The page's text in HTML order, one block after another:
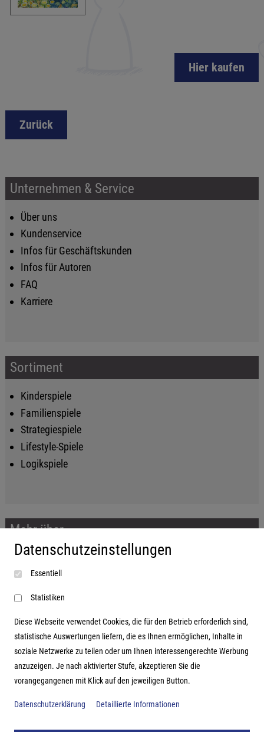
Hier kaufen
Zurück
Unternehmen & Service
Über uns
Kundenservice
Infos für Geschäftskunden
Infos für Autoren
FAQ
Karriere
Sortiment
Kinderspiele
Familienspiele
Strategiespiele
Lifestyle-Spiele
Logikspiele
Mehr über...
Impressum
AGB
Datenschutzerklärung
Adresse
Hutter Trade GmbH + Co KG
Bgm.-Landmann-Platz 1-5
Datenschutzeinstellungen
Essentiell
Statistiken
Diese Webseite verwendet Cookies, die für den Betrieb erforderlich sind,
statistische Auswertungen liefern, die es Ihnen ermöglichen, Inhalte in
soziale Netzwerke zu teilen oder um Ihnen interessengerechte Werbung
anzuzeigen. Je nach aktivierter Stufe, akzeptieren Sie die
vorangegangenen mit Klick auf den jeweiligen Button.
Datenschutzerklärung Detaillierte Informationen